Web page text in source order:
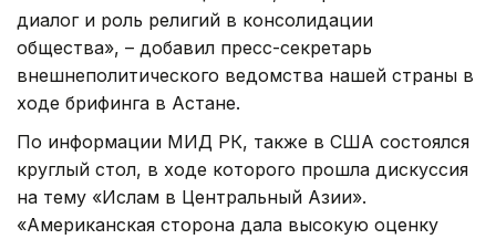
диалог и роль религий в консолидации
общества», – добавил пресс-секретарь
внешнеполитического ведомства нашей страны в
ходе брифинга в Астане.
По информации МИД РК, также в США состоялся
круглый стол, в ходе которого прошла дискуссия
на тему «Ислам в Центральный Азии».
«Американская сторона дала высокую оценку